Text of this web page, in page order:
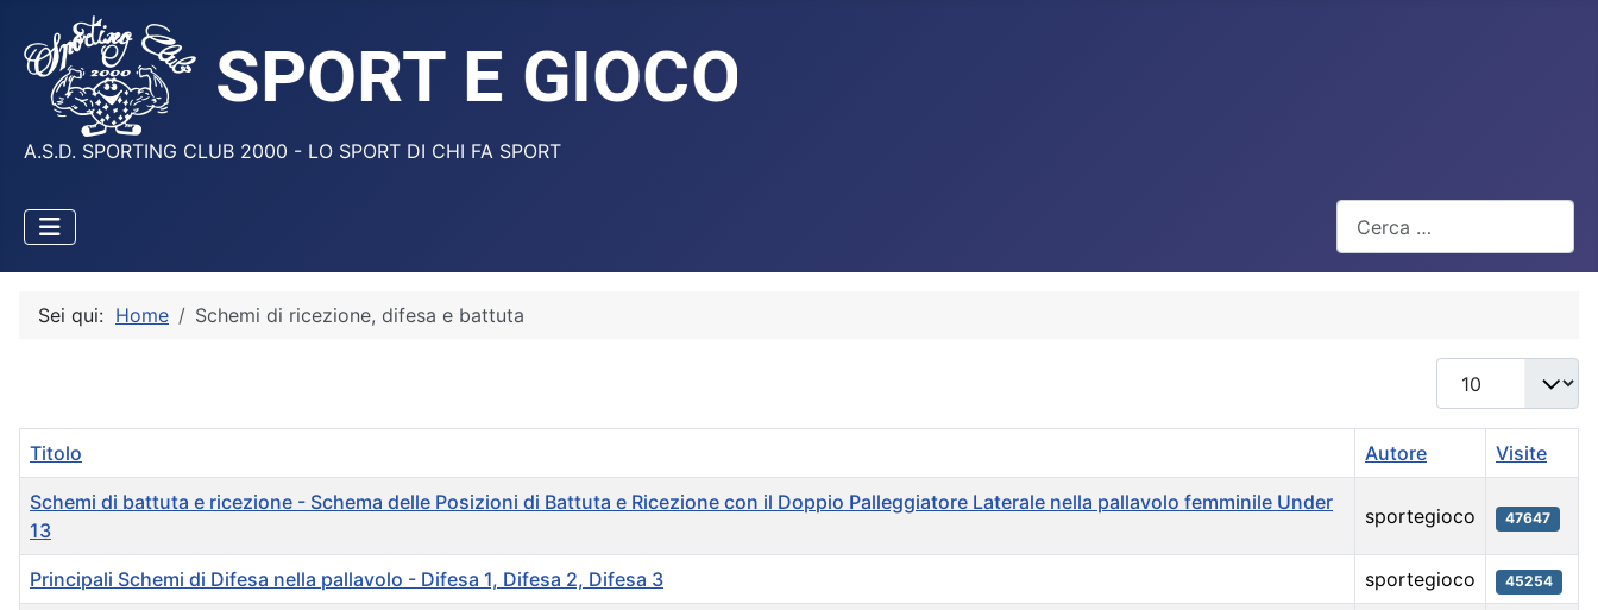
A.S.D. SPORTING CLUB 2000 - LO SPORT DI CHI FA SPORT
Sei qui: Home Schemi di ricezione, difesa e battuta
Visualizza #
Titolo Autore Visite
Schemi di battuta e ricezione - Schema delle Posizioni di Battuta e Ricezione con il Doppio Palleggiatore Laterale nella pallavolo femminile Under
13
sportegioco 47647
Principali Schemi di Difesa nella pallavolo - Difesa 1, Difesa 2, Difesa 3 sportegioco 45254